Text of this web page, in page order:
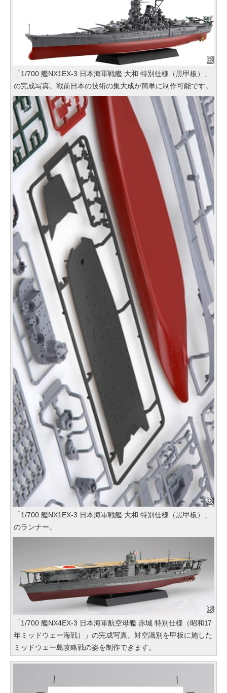
「1/700 艦NX1EX-3 日本海軍戦艦 大和 特別仕様（黒甲板）」
の完成写真。戦前日本の技術の集大成が簡単に制作可能です。
「1/700 艦NX1EX-3 日本海軍戦艦 大和 特別仕様（黒甲板）」
のランナー。
「1/700 艦NX4EX-3 日本海軍航空母艦 赤城 特別仕様（昭和17
年ミッドウェー海戦）」の完成写真。対空識別を甲板に施した
ミッドウェー島攻略戦の姿を制作できます。